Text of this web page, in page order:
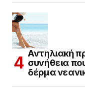
Αντηλιακή
συνήθεια
δέρμα